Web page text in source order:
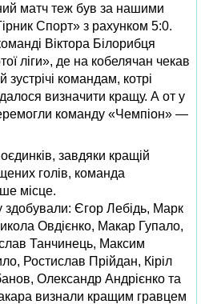
матч теж був за нашими
Спорт» з рахунком 5:0.
Віктора Білорибця
ліги», де на кобелячан чекав
командам, котрі
визначити кращу. А от у
команду «Чемпіон» —
завдяки кращій
голів, команда
місце.
здобували: Єгор Лебідь, Марк
Овдієнко, Макар Гупало,
Танчинець, Максим
Ростислав Прійдан, Кіріл
Олександр Андрієнко та
визнали кращим гравцем